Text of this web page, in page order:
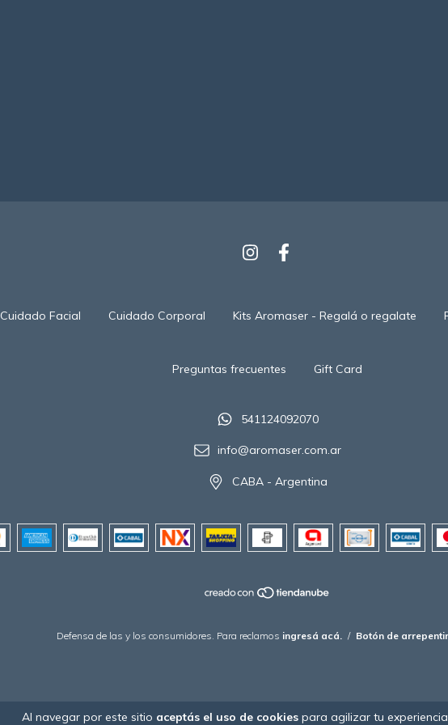
Al navegar por este sitio aceptás el uso de cookiespara agilizar tu
Cuidado Facial Cuidado Corporal Kits Aromaser - Regalá o regalate
Preguntas frecuentes Gift Card
541124092070
info@aromaser.com.ar
CABA - Argentina
Defensa de las y los consumidores. Para reclamos ingresá acá. / Botón de